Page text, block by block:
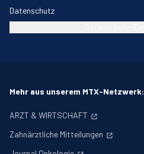
Datenschutz
Mehr aus unserem MTX-Netzwerk:
ARZT & WIRTSCHAFT
Zahnärztliche Mitteilungen